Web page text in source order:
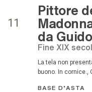
11
Pittore
da
Fine XIX
La tela non presenta ridipinture. Stato conservativo
buono. In cornice.,
BASE D'ASTA